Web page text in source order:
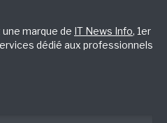
marque de IT News Info, 1er
dédié aux professionnels